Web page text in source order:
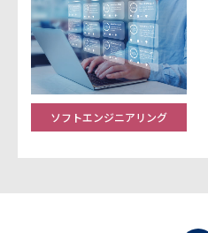
ソフトエンジニアリング